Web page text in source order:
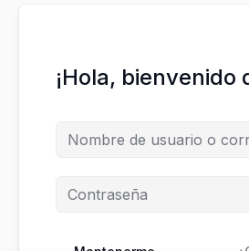
¡Hola, bienvenido